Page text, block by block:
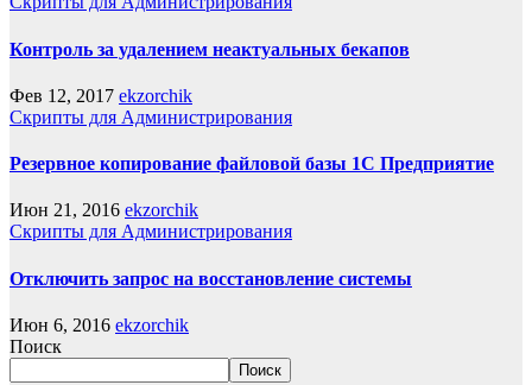
Контроль за удалением неактуальных бекапов
Фев 12, 2017 ekzorchik
Скрипты для Администрирования
Резервное копирование файловой базы 1C Предприятие
Июн 21, 2016 ekzorchik
Скрипты для Администрирования
Отключить запрос на восстановление системы
Июн 6, 2016 ekzorchik
Поиск
Поиск